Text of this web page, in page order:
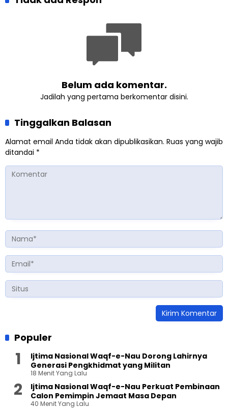
Belum ada komentar.
Jadilah yang pertama berkomentar disini.
Tinggalkan Balasan
Alamat email Anda tidak akan dipublikasikan. Ruas yang wajib
ditandai *
Populer
Ijtima Nasional Waqf-e-Nau Dorong Lahirnya
Generasi Pengkhidmat yang Militan
18 Menit Yang Lalu
Ijtima Nasional Waqf-e-Nau Perkuat Pembinaan
Calon Pemimpin Jemaat Masa Depan
40 Menit Yang Lalu